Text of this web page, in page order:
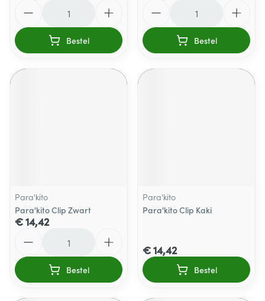
Bestel Bestel
Para'kito
Para'kito Clip Zwart
€ 14,42
Bestel
Para'kito
Para'kito Clip Kaki
€ 14,42
Bestel